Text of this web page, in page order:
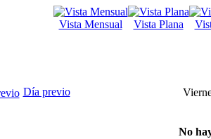
Vista Mensual Vista Plana
Día previo
No